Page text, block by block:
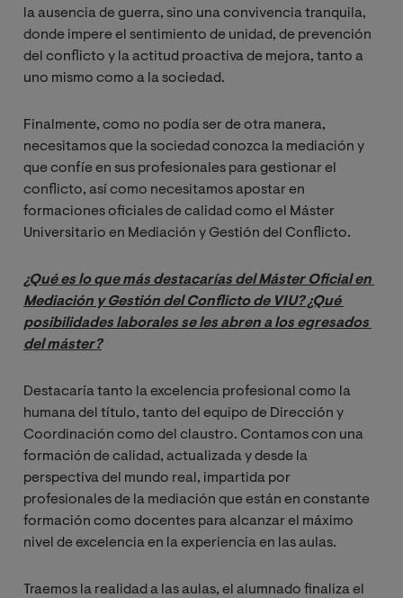
la ausencia de guerra, sino una convivencia tranquila,
donde impere el sentimiento de unidad, de prevención
del conflicto y la actitud proactiva de mejora, tanto a
uno mismo como a la sociedad.
Finalmente, como no podía ser de otra manera,
necesitamos que la sociedad conozca la mediación y
que confíe en sus profesionales para gestionar el
conflicto, así como necesitamos apostar en
formaciones oficiales de calidad como el Máster
Universitario en Mediación y Gestión del Conflicto.
¿Qué es lo que más destacarías del Máster Oficial en
Mediación y Gestión del Conflicto de VIU? ¿Qué
posibilidades laborales se les abren a los egresados
del máster?
Destacaría tanto la excelencia profesional como la
humana del título, tanto del equipo de Dirección y
Coordinación como del claustro. Contamos con una
formación de calidad, actualizada y desde la
perspectiva del mundo real, impartida por
profesionales de la mediación que están en constante
formación como docentes para alcanzar el máximo
nivel de excelencia en la experiencia en las aulas.
Traemos la realidad a las aulas, el alumnado finaliza el